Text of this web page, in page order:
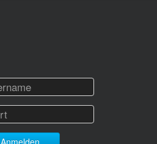
Anmelden